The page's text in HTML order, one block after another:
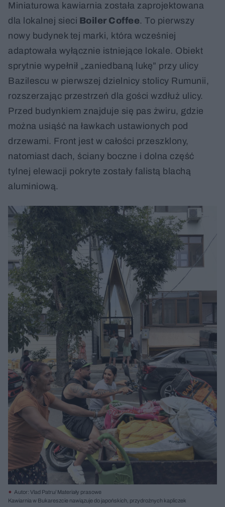
Miniaturowa kawiarnia została zaprojektowana
dla lokalnej sieci Boiler Coffee. To pierwszy
nowy budynek tej marki, która wcześniej
adaptowała wyłącznie istniejące lokale. Obiekt
sprytnie wypełnił „zaniedbaną lukę” przy ulicy
Bazilescu w pierwszej dzielnicy stolicy Rumunii,
rozszerzając przestrzeń dla gości wzdłuż ulicy.
Przed budynkiem znajduje się pas żwiru, gdzie
można usiąść na ławkach ustawionych pod
drzewami. Front jest w całości przeszklony,
natomiast dach, ściany boczne i dolna część
tylnej elewacji pokryte zostały falistą blachą
aluminiową.
Autor: Vlad Patru/ Materiały prasowe
Kawiarnia w Bukareszcie nawiązuje do japońskich, przydrożnych kapliczek